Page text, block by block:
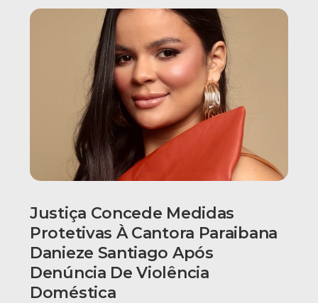
Justiça Concede Medidas
Protetivas À Cantora Paraibana
Danieze Santiago Após
Denúncia De Violência
Doméstica